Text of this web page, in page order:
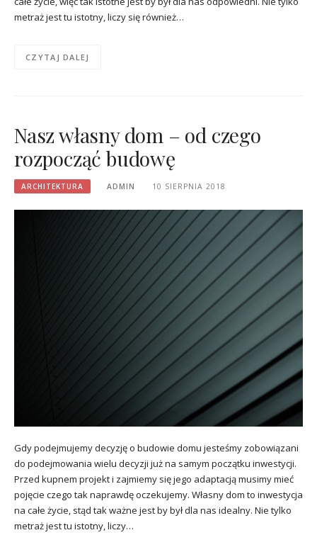
metraż jest tu istotny, liczy się również…
CZYTAJ DALEJ
Nasz własny dom – od czego
rozpocząć budowę
ARCHITEKTURA ADMIN 10 SIERPNIA 2018
Gdy podejmujemy decyzję o budowie domu jesteśmy zobowiązani
do podejmowania wielu decyzji już na samym początku inwestycji.
Przed kupnem projekt i zajmiemy się jego adaptacją musimy mieć
pojęcie czego tak naprawdę oczekujemy. Własny dom to inwestycja
na całe życie, stąd tak ważne jest by był dla nas idealny. Nie tylko
metraż jest tu istotny, liczy…